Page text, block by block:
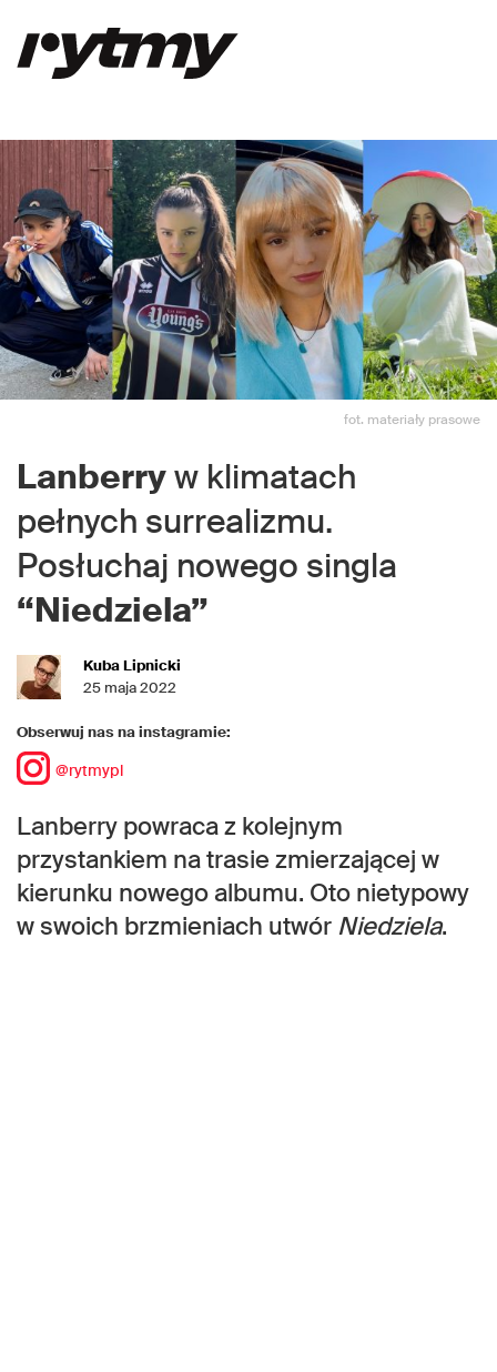
fot. materiały prasowe
Lanberryw klimatach
pełnych surrealizmu.
Posłuchaj nowego singla
“Niedziela”
Kuba Lipnicki
25 maja 2022
Obserwuj nas na instagramie:
@rytmypl
Lanberry powraca z kolejnym
przystankiem na trasie zmierzającej w
kierunku nowego albumu. Oto nietypowy
w swoich brzmieniach utwór Niedziela.